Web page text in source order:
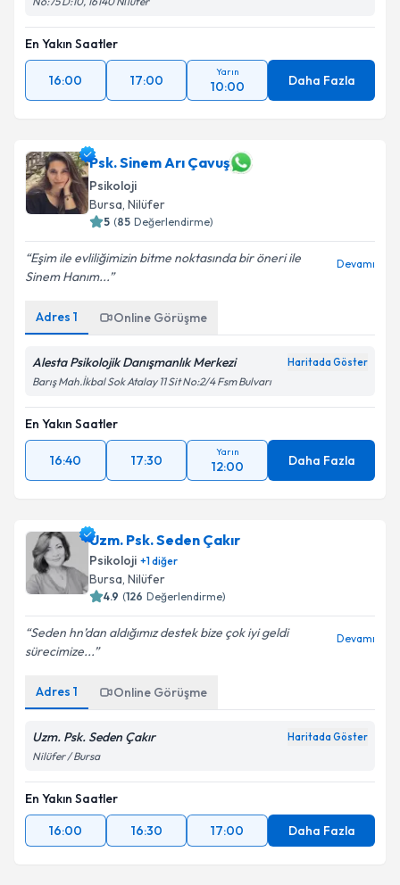
En Yakın Saatler
16:00 17:00
Yarın
10:00 Daha Fazla
Psk. Sinem Arı Çavuş
Psikoloji
Bursa, Nilüfer
5 (85 Değerlendirme)
Eşim ile evliliğimizin bitme noktasında bir öneri ile
Sinem Hanım...
Devamı
Adres 1 Online Görüşme
Alesta Psikolojik Danışmanlık Merkezi Haritada Göster
Barış Mah.İkbal Sok Atalay 11 Sit No:2/4 Fsm Bulvarı
En Yakın Saatler
16:40 17:30
Yarın
12:00 Daha Fazla
Uzm. Psk. Seden Çakır
Psikoloji +1diğer
Bursa, Nilüfer
4.9 (126 Değerlendirme)
Seden hn’dan aldığımız destek bize çok iyi geldi
sürecimize...
Devamı
Adres 1 Online Görüşme
Uzm. Psk. Seden Çakır Haritada Göster
Nilüfer / Bursa
En Yakın Saatler
16:00
16:30 17:00 Daha Fazla